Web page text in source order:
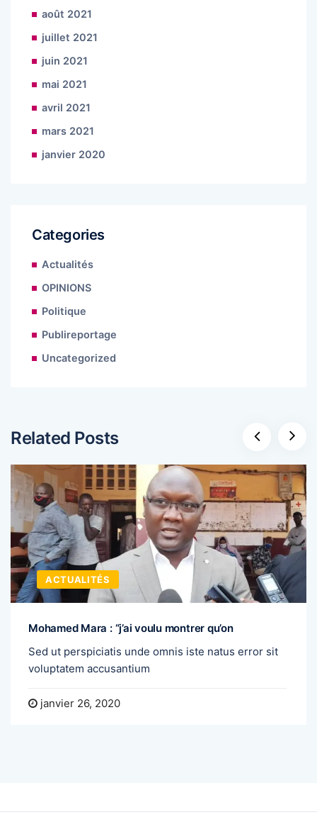
août 2021
juillet 2021
juin 2021
mai 2021
avril 2021
mars 2021
janvier 2020
Categories
Actualités
OPINIONS
Politique
Publireportage
Uncategorized
Related Posts
ACTUALITÉS
Mohamed Mara : “j’ai voulu montrer qu’on
Sed ut perspiciatis unde omnis iste natus error sit
voluptatem accusantium
janvier 26, 2020